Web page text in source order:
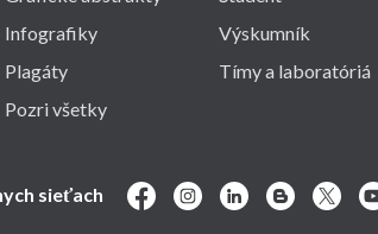
Infografiky
Plagáty
Pozri všetky
Výskumník
Tímy a laboratóriá
sieťach